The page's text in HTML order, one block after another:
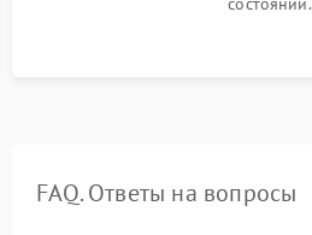
FAQ. Ответы на вопросы